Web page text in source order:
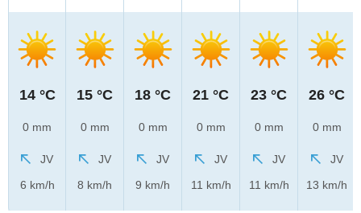
14 °C
0 mm
JV
6 km/h
15 °C
0 mm
JV
8 km/h
18 °C
0 mm
JV
9 km/h
21 °C
0 mm
JV
11 km/h
23 °C
0 mm
JV
11 km/h
26 °C
0 mm
JV
13 km/h